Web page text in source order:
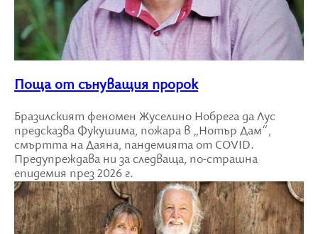
Поща от сънуващия пророк
Бразилският феномен Жуселино Нобрега да Лус
предсказва Фукушима, пожара в „Нотър Дам“,
смъртта на Даяна, пандемията от COVID.
Предупреждава ни за следваща, по-страшна
епидемия през 2026 г.